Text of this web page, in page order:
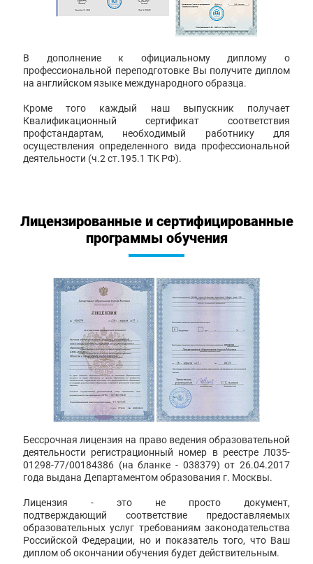
В дополнение к официальному диплому о
профессиональной переподготовке Вы получите диплом
на английском языке международного образца.
Кроме того каждый наш выпускник получает
Квалификационный сертификат соответствия
профстандартам, необходимый работнику для
осуществления определенного вида профессиональной
деятельности (ч.2 ст.195.1 ТК РФ).
Лицензированные и сертифицированные
программы обучения
Бессрочная лицензия на право ведения образовательной
деятельности регистрационный номер в реестре Л035-
01298-77/00184386 (на бланке - 038379) от 26.04.2017
года выдана Департаментом образования г. Москвы.
Лицензия - это не просто документ,
подтверждающий соответствие предоставляемых
образовательных услуг требованиям законодательства
Российской Федерации, но и показатель того, что Ваш
диплом об окончании обучения будет действительным.